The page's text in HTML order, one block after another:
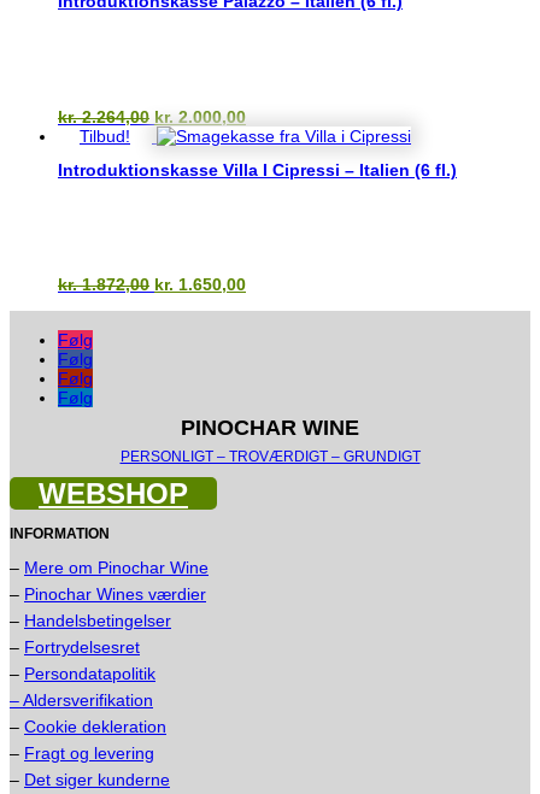
kr.2.264,00 Den
oprindelige
var:
kr. 2.000,00Den
aktuelle
er:
Tilbud!
Introduktionskasse Villa I Cipressi – Italien (6 fl.)
kr.1.872,00 Den
kr. 1.650,00Den
Følg
Følg
Følg
Følg
PINOCHAR WINE
PERSONLIGT – TROVÆRDIGT – GRUNDIGT
WEBSHOP
INFORMATION
– Mere om Pinochar Wine
– Pinochar Wines værdier
– Handelsbetingelser
– Fortrydelsesret
– Persondatapolitik
– Aldersverifikation
– Cookie dekleration
– Fragt og levering
– Det siger kunderne